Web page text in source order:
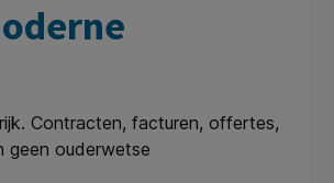
Contracten, facturen, offertes,
geen ouderwetse